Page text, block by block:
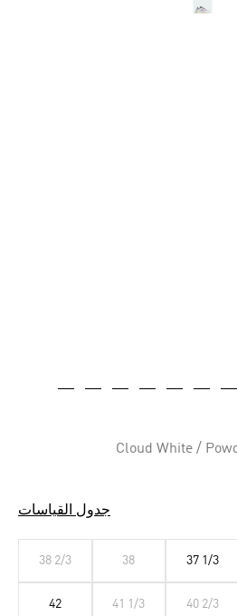
Cloud White /
جدول القياسات
37 1/3
38
38 2/3
40 2/3
41 1/3
42